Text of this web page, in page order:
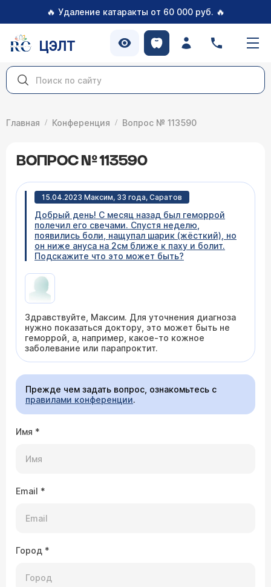
🔥 Удаление катаракты от 60 000 руб. 🔥
ЦЭЛТ
Главная Конференция Вопрос № 113590
ВОПРОС № 113590
15.04.2023 Максим, 33 года, Саратов
Добрый день! С месяц назад был геморрой
полечил его свечами. Спустя неделю,
появились боли, нащупал шарик (жёсткий), но
он ниже ануса на 2см ближе к паху и болит.
Подскажите что это может быть?
Здравствуйте, Максим. Для уточнения диагноза
нужно показаться доктору, это может быть не
геморрой, а, например, какое-то кожное
заболевание или парапроктит.
Прежде чем задать вопрос, ознакомьтесь с
правилами конференции.
Имя *
Email *
Город *